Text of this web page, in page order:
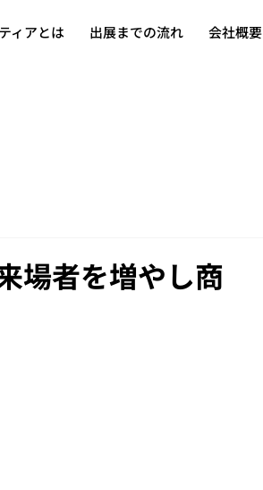
ィアとは 出展までの流れ 会社概要
場者を増やし商